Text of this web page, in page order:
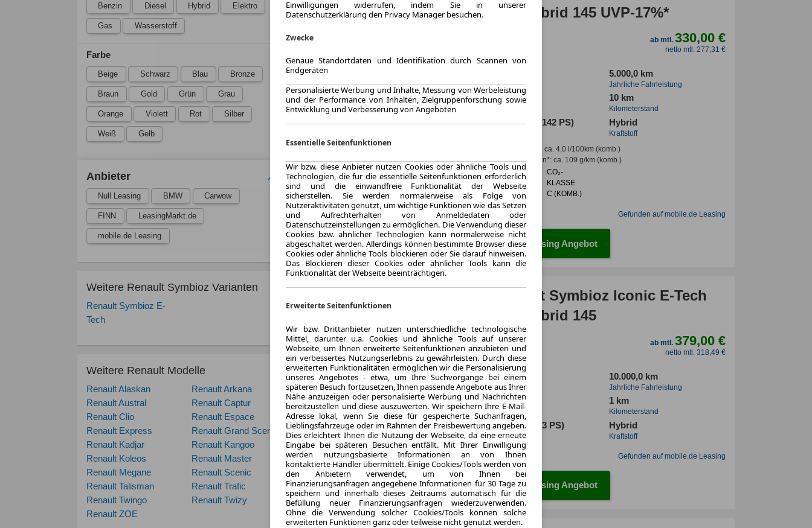
Benzin Diesel Hybrid Elektro
Gas Wasserstoff
Farbe
Beige Schwarz Blau Bronze
Braun Gold Grün Grau
Orange Violett Rot Silber
Weiß Gelb
Anbieter
Null Leasing BMW Carwow
FINN LeasingMarkt.de
mobile.de Leasing
Weitere Renault Symbioz Varianten
Renault Symbioz E-
Tech
Weitere Renault Modelle
Renault Alaskan
Renault Arkana
Renault Austral
Renault Captur
Renault Clio
Renault Espace
Renault Express
Renault Grand Scenic
Renault Kadjar
Renault Kangoo
Renault Koleos
Renault Master
Renault Megane
Renault Scenic
Renault Talisman
Renault Trafic
Renault Twingo
Renault Twizy
Renault ZOE
Full Hybrid 145 UVP-17%*
ab mtl.330,00 €
netto mtl. 277,31 €
Erstzulassung
5.000,0 km
Jahrliche Fahrleistung
60 Monate 10 km
Kilometerstand
ca. 105 kW (142 PS) Hybrid
Kraftstoff
Kraftstoffverbr.¹: ca. 4,0 l/100km(komb.)
CO2-Emissionen*: ca. 109 g/km(komb.)
Effizienzklasse:
CO₂-
KLASSE
C (KOMB.)
Gefunden auf mobile.de Leasing
Zum Leasing Angebot
Renault Symbioz Iconic E-Tech
Full Hybrid 145
ab mtl.379,00 €
netto mtl. 318,49 €
7.2024
Erstzulassung
10.000,0 km
Jahrliche Fahrleistung
60 Monate
Laufzeit
1 km
Kilometerstand
ca. 69 kW (93 PS)
Leistung
Hybrid
Kraftstoff
Gefunden auf mobile.de Leasing
Zum Leasing Angebot
Einwilligungen widerrufen, indem Sie in unserer
Datenschutzerklärung den Privacy Manager besuchen.
Zwecke
Genaue Standortdaten und Identifikation durch Scannen von
Endgeräten
Personalisierte Werbung und Inhalte, Messung von Werbeleistung
und der Performance von Inhalten, Zielgruppenforschung sowie
Entwicklung und Verbesserung von Angeboten
Essentielle Seitenfunktionen
Wir bzw. diese Anbieter nutzen Cookies oder ähnliche Tools und
Technologien, die für die essentielle Seitenfunktionen erforderlich
sind und die einwandfreie Funktionalität der Webseite
sicherstellen. Sie werden normalerweise als Folge von
Nutzeraktivitäten genutzt, um wichtige Funktionen wie das Setzen
und Aufrechterhalten von Anmeldedaten oder
Datenschutzeinstellungen zu ermöglichen. Die Verwendung dieser
Cookies bzw. ähnlicher Technologien kann normalerweise nicht
abgeschaltet werden. Allerdings können bestimmte Browser diese
Cookies oder ähnliche Tools blockieren oder Sie darauf hinweisen.
Das Blockieren dieser Cookies oder ähnlicher Tools kann die
Funktionalität der Webseite beeinträchtigen.
Erweiterte Seitenfunktionen
Wir bzw. Drittanbieter nutzen unterschiedliche technologische
Mittel, darunter u.a. Cookies und ähnliche Tools auf unserer
Webseite, um Ihnen erweiterte Seitenfunktionen anzubieten und
ein verbessertes Nutzungserlebnis zu gewährleisten. Durch diese
erweiterten Funktionalitäten ermöglichen wir die Personalisierung
unseres Angebotes - etwa, um Ihre Suchvorgänge bei einem
späteren Besuch fortzusetzen, Ihnen passende Angebote aus Ihrer
Nähe anzuzeigen oder personalisierte Werbung und Nachrichten
bereitzustellen und diese auszuwerten. Wir speichern Ihre E-Mail-
Adresse lokal, wenn Sie diese für gespeicherte Suchanfragen,
Lieblingsfahrzeuge oder im Rahmen der Preisbewertung angeben.
Dies erleichtert Ihnen die Nutzung der Webseite, da eine erneute
Eingabe bei späteren Besuchen entfällt. Mit Ihrer Einwilligung
werden nutzungsbasierte Informationen an von Ihnen
kontaktierte Händler übermittelt. Einige Cookies/Tools werden von
den Anbietern verwendet, um von Ihnen bei
Finanzierungsanfragen angegebene Informationen für 30 Tage zu
speichern und innerhalb dieses Zeitraums automatisch für die
Befüllung neuer Finanzierungsanfragen wiederzuverwenden.
Ohne die Verwendung solcher Cookies/Tools können solche
erweiterten Funktionen ganz oder teilweise nicht genutzt werden.